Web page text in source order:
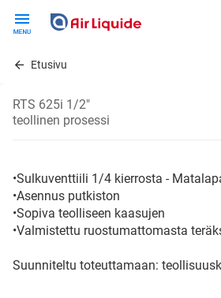
contentEtusivu
RTS 625i 1/2"
teollinen prosessi
•Sulkuventtiili 1/4 kierrosta -
•Asennus putkiston
•Sopiva teolliseen kaasujen
•Valmistettu ruostumattomasta
Suunniteltu toteuttamaan: